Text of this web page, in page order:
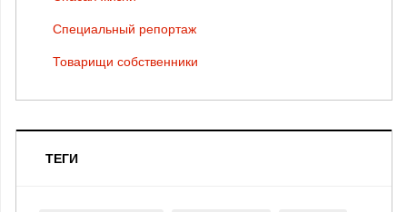
Специальный репортаж
Товарищи собственники
ТЕГИ